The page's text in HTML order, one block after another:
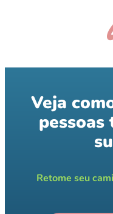
Veja
Retome seu